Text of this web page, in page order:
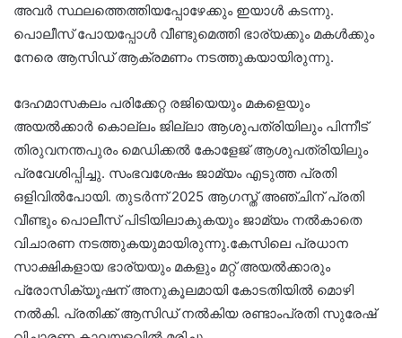
അവർ സ്ഥലത്തെത്തിയപ്പോഴേക്കും ഇയാൾ കടന്നു.
പൊലീസ് പോയപ്പോൾ വീണ്ടുമെത്തി ഭാര്യക്കും മകൾക്കും
നേരെ ആസിഡ് ആക്രമണം നടത്തുകയായിരുന്നു.
ദേഹമാസകലം പരിക്കേറ്റ രജിയെയും മകളെയും
അയൽക്കാർ കൊല്ലം ജില്ലാ ആശുപത്രിയിലും പിന്നീട്
തിരുവനന്തപുരം മെഡിക്കൽ കോളേജ് ആശുപത്രിയിലും
പ്രവേശിപ്പിച്ചു. സംഭവശേഷം ജാമ്യം എടുത്ത പ്രതി
ഒളിവിൽപോയി. തുടർന്ന്‌ 2025 ആഗസ്ത്‌ അഞ്ചിന്‌ പ്രതി
വീണ്ടും പൊലീസ്‌ പിടിയിലാകുകയും ജാമ്യം നൽകാതെ
വിചാരണ നടത്തുകയുമായിരുന്നു.കേസിലെ പ്രധാന
സാക്ഷികളായ ഭാര്യയും മകളും മറ്റ് അയൽക്കാരും
പ്രോസിക്യൂഷന് അനുകൂലമായി കോടതിയിൽ മൊഴി
നൽകി. പ്രതിക്ക്‌ ആസിഡ് നൽകിയ രണ്ടാംപ്രതി സുരേഷ്